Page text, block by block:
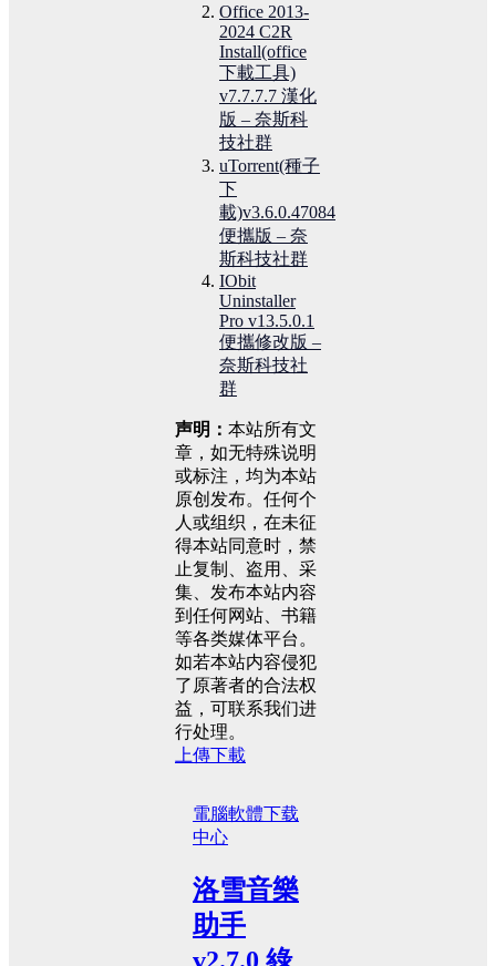
Office 2013-
2024 C2R
Install(office
下載工具)
v7.7.7.7 漢化
版 – 奈斯科
技社群
uTorrent(種子
下
載)v3.6.0.47084
便攜版 – 奈
斯科技社群
IObit
Uninstaller
Pro v13.5.0.1
便攜修改版 –
奈斯科技社
群
声明： 本站所有文
章，如无特殊说明
或标注，均为本站
原创发布。任何个
人或组织，在未征
得本站同意时，禁
止复制、盗用、采
集、发布本站内容
到任何网站、书籍
等各类媒体平台。
如若本站内容侵犯
了原著者的合法权
益，可联系我们进
行处理。
上傳下載
電腦軟體下载
中心
洛雪音樂
助手
v2.7.0 綠